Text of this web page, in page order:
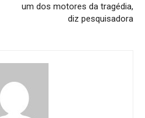
um dos motores da tragédia,
diz pesquisadora